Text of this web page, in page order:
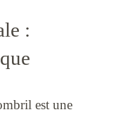
:
est une